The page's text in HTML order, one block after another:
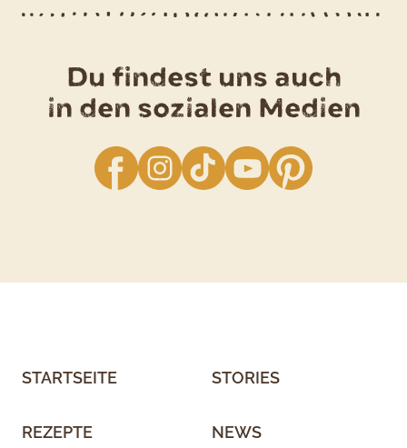
Du findest uns auch
in den sozialen Medien
facebookInstagram
TikTok YouTube
STARTSEITE
REZEPTE
STORIES
NEWS